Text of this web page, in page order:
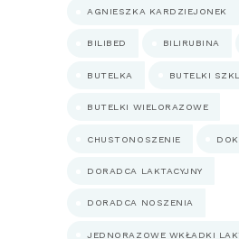
AGNIESZKA KARDZIEJONEK
BILIBED BILIRUBINA
BUTELKA BUTELKI
BUTELKI WIELORAZOWE
CHUSTONOSZENIE
DORADCA LAKTACYJNY
DORADCA NOSZENIA
JEDNORAZOWE WKŁADKI